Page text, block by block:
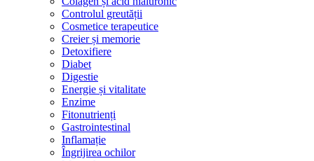
Controlul greutății
Cosmetice terapeutice
Creier și memorie
Detoxifiere
Diabet
Digestie
Energie și vitalitate
Enzime
Fitonutrienți
Gastrointestinal
Inflamație
Îngrijirea ochilor